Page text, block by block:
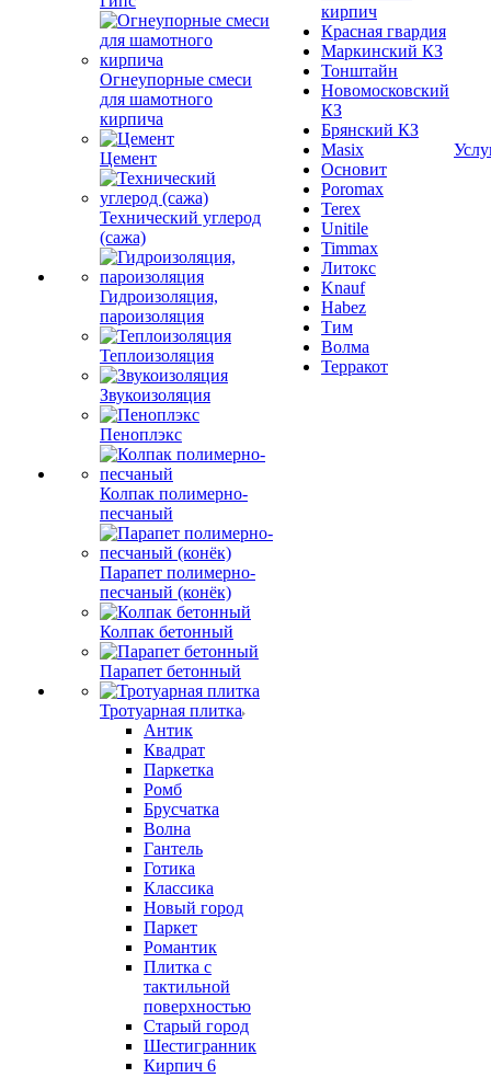
Огнеупорные смеси
для шамотного
кирпича
Цемент
Технический углерод
(сажа)
Гидроизоляция,
пароизоляция
Теплоизоляция
Звукоизоляция
Пеноплэкс
Колпак полимерно-
песчаный
Парапет полимерно-
песчаный (конёк)
Колпак бетонный
Парапет бетонный
Тротуарная плитка
Антик
Квадрат
Паркетка
Ромб
Брусчатка
Волна
Гантель
Готика
Классика
Новый город
Паркет
Романтик
Плитка с
тактильной
поверхностью
Старый город
Шестигранник
Кирпич 6
кирпич
Красная гвардия
Маркинский КЗ
Тонштайн
Новомосковский
КЗ
Брянский КЗ
Masix
Основит
Poromax
Terex
Unitile
Timmax
Литокс
Knauf
Habez
Тим
Волма
Терракот